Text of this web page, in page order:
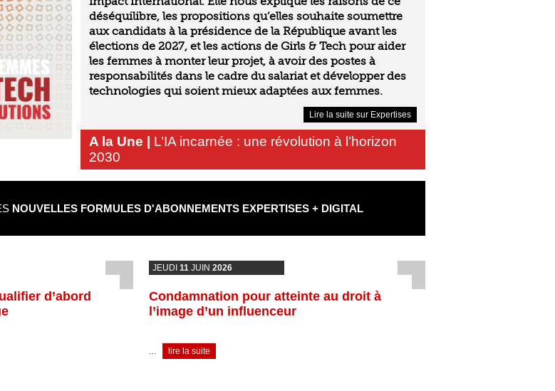
déséquilibre, les propositions qu’elles souhaite soumettre
aux candidats à la présidence de la République avant les
élections de 2027, et les actions de Girls & Tech pour aider
les femmes à monter leur projet, à avoir des postes à
responsabilités dans le cadre du salariat et développer des
technologies qui soient mieux adaptées aux femmes.
Lire la suite sur Expertises
A la Une | L’IA incarnée : une révolution à l’horizon
2030
NOUVELLES FORMULES D'ABONNEMENTS EXPERTISES + DIGITAL
d’abord
JEUDI 11 JUIN 2026
Condamnation pour atteinte au droit à
l’image d’un influenceur
… lire la suite